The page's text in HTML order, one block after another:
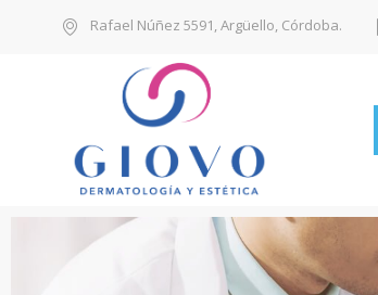
Rafael Núñez 5591, Argüello, Córdoba.